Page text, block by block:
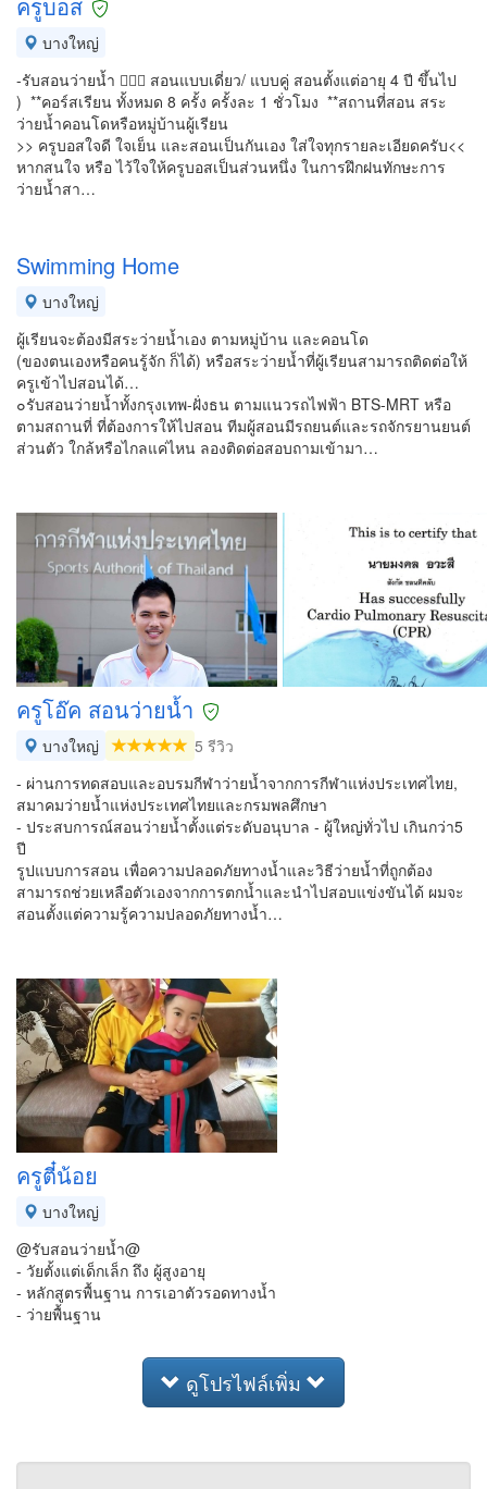
บางใหญ่
-รับสอนว่ายน้ำ 🏊🏼‍♂️ สอนแบบเดี่ยว/ แบบคู่ สอนตั้งแต่อายุ 4 ปี ขึ้นไป
) **คอร์สเรียน ทั้งหมด 8 ครั้ง ครั้งละ 1 ชั่วโมง **สถานที่สอน สระ
ว่ายน้ำคอนโดหรือหมู่บ้านผู้เรียน
>> ครูบอสใจดี ใจเย็น และสอนเป็นกันเอง ใส่ใจทุกรายละเอียดครับ<<
หากสนใจ หรือ ไว้ใจให้ครูบอสเป็นส่วนหนึ่ง ในการฝึกฝนทักษะการ
ว่ายน้ำสา…
Swimming Home
บางใหญ่
ผู้เรียนจะต้องมีสระว่ายน้ำเอง ตามหมู่บ้าน และคอนโด
(ของตนเองหรือคนรู้จัก ก็ได้) หรือสระว่ายน้ำที่ผู้เรียนสามารถติดต่อให้
ครูเข้าไปสอนได้…
๐รับสอนว่ายน้ำทั้งกรุงเทพ-ฝั่งธน ตามแนวรถไฟฟ้า BTS-MRT หรือ
ตามสถานที่ ที่ต้องการให้ไปสอน ทีมผู้สอนมีรถยนต์และรถจักรยานยนต์
ส่วนตัว ใกล้หรือไกลแค่ไหน ลองติดต่อสอบถามเข้ามา…
ครูโอ๊ค สอนว่ายนํ้า
บางใหญ่
5 รีวิว
- ผ่านการทดสอบและอบรมกีฬาว่ายน้ำจากการกีฬาแห่งประเทศไทย,
สมาคมว่ายน้ำแห่งประเทศไทยและกรมพลศึกษา
- ประสบการณ์สอนว่ายน้ำตั้งแต่ระดับอนุบาล - ผู้ใหญ่ทั่วไป เกินกว่า5
ปี
รูปแบบการสอน เพื่อความปลอดภัยทางน้ำและวิธีว่ายน้ำที่ถูกต้อง
สามารถช่วยเหลือตัวเองจากการตกน้ำและนำไปสอบแข่งขันได้ ผมจะ
สอนตั้งแต่ความรู้ความปลอดภัยทางน้ำ…
ครูตี๋น้อย
บางใหญ่
@รับสอนว่ายน้ำ@
- วัยตั้งแต่เด็กเล็ก ถึง ผู้สูงอายุ
- หลักสูตรพื้นฐาน การเอาตัวรอดทางน้ำ
- ว่ายพื้นฐาน
ดูโปรไฟล์เพิ่ม